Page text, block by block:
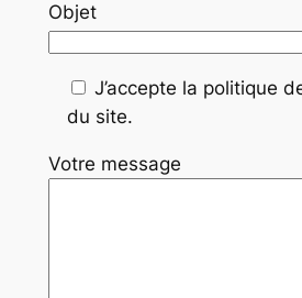
Objet
J’accepte la politique
du site.
Votre message